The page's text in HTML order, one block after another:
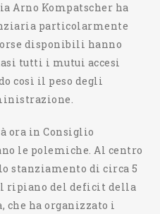
Arno Kompatscher ha
particolarmente
disponibili hanno
tutti i mutui accesi
così il peso degli
ora in Consiglio
le polemiche. Al centro
stanziamento di circa 5
ripiano del deficit della
che ha organizzato i